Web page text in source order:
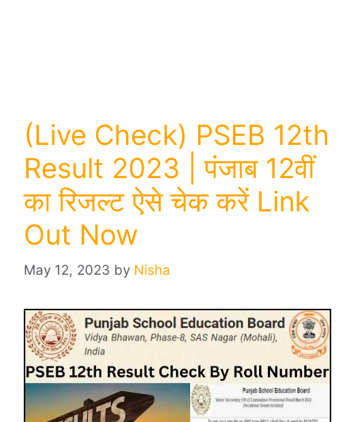
(Live Check) PSEB 12th
Result 2023 | पंजाब 12वीं
का रिजल्ट ऐसे चेक करें Link
Out Now
May 12, 2023 by Nisha